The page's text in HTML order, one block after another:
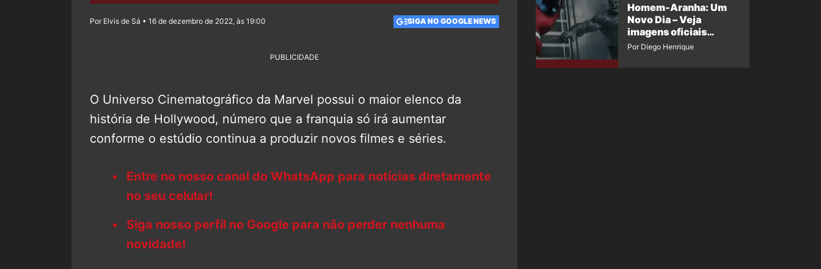
Por Elvis de Sá • 16 de dezembro de 2022, às 19:00 SIGA NO GOOGLE NEWS
PUBLICIDADE
O Universo Cinematográfico da Marvel possui o maior elenco da
história de Hollywood, número que a franquia só irá aumentar
conforme o estúdio continua a produzir novos filmes e séries.
Entre no nosso canal do WhatsApp para notícias diretamente
no seu celular!
Siga nosso perfil no Google para não perder nenhuma
novidade!
Homem-Aranha: Um
Novo Dia – Veja
imagens oficiais
descartadas do Hulk
Por Diego Henrique